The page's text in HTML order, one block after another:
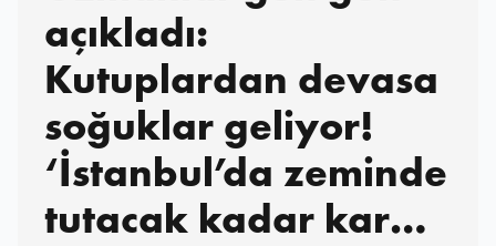
açıkladı:
Kutuplardan devasa
soğuklar geliyor!
‘İstanbul’da zeminde
tutacak kadar kar